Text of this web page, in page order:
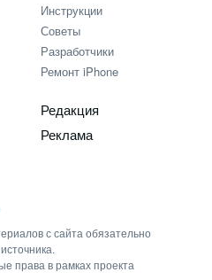
Инструкции
Советы
Разработчики
Ремонт iPhone
Редакция
Реклама
с сайта обязательно
права в рамках проекта